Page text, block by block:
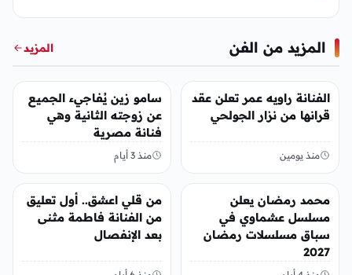
المزيد من الفن المزيد
الفن
الفنانة راويه عمر تعلن عقد
قرانها من نزار الجولحي
منذ يومين
سامو زين يُفاجيء الجميع
عن زوجته الثانية وهي
فنانة مصرية
منذ 3 أيام
محمد رمضان يعلن
مسلسل عشماوي في
سباق مسلسلات رمضان
2027
من قلي اعشق.. أول تعليق
من الفنانة فاطمة مثنى
بعد الإنفصال